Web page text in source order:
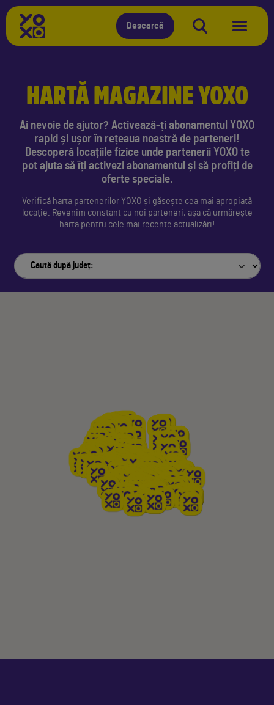
Descarcă
HARTĂ MAGAZINE YOXO
Ai nevoie de ajutor? Activează-ți abonamentul YOXO
rapid și ușor în rețeaua noastră de parteneri!
Descoperă locațiile fizice unde partenerii YOXO te
pot ajuta să îți activezi abonamentul și să profiți de
oferte speciale.
Verifică harta partenerilor YOXO și găsește cea mai apropiată
locație. Revenim constant cu noi parteneri, așa că urmărește
harta pentru cele mai recente actualizări!